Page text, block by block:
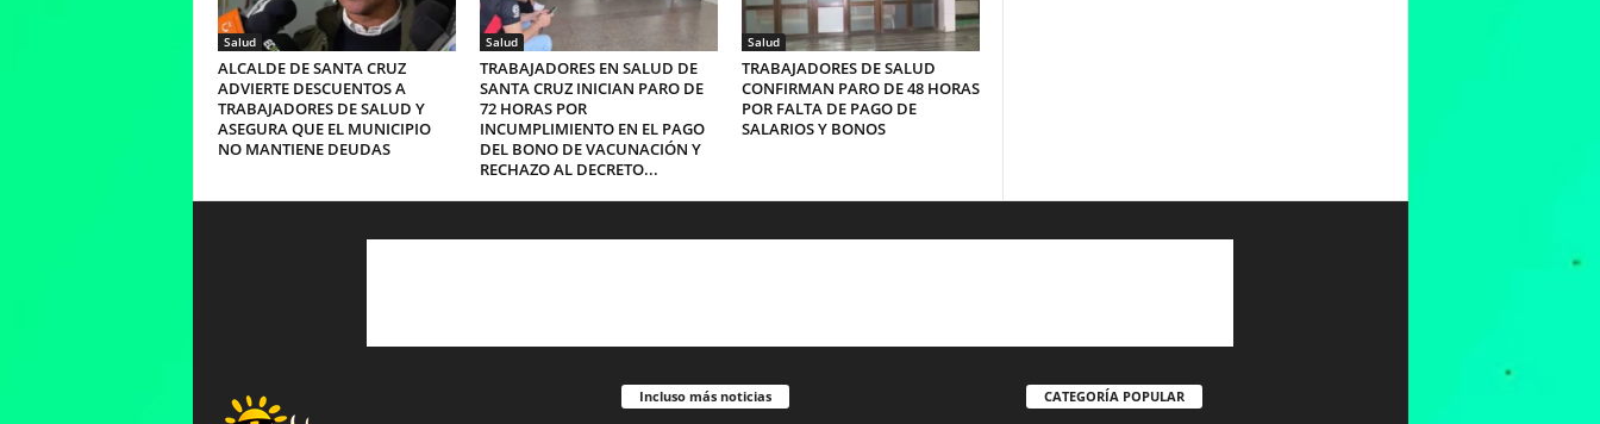
Salud
ALCALDE DE SANTA CRUZ
ADVIERTE DESCUENTOS A
TRABAJADORES DE SALUD Y
ASEGURA QUE EL MUNICIPIO
NO MANTIENE DEUDAS
Salud
TRABAJADORES EN SALUD DE
SANTA CRUZ INICIAN PARO DE
72 HORAS POR
INCUMPLIMIENTO EN EL PAGO
DEL BONO DE VACUNACIÓN Y
RECHAZO AL DECRETO...
Salud
TRABAJADORES DE SALUD
CONFIRMAN PARO DE 48 HORAS
POR FALTA DE PAGO DE
SALARIOS Y BONOS
Incluso más noticias CATEGORÍA POPULAR